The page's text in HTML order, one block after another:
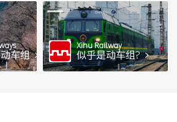
车组
Xihu Railway
似乎是动车组?